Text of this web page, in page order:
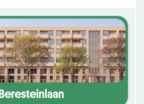
Beresteinlaan